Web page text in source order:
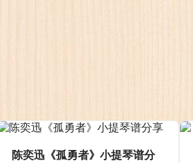
陈奕迅《孤勇者》小提琴谱分